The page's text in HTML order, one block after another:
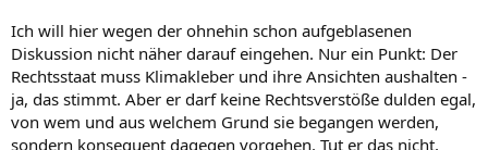
lieber.“
„Leider ist mir noch keiner vors Auto gelaufen.“
„Hauptsache das deutsche Klima ist gerettet?“
„Bist du sicher, dass du dich hier in einem Luftfahrtforum im, nach
deinen Ansichten, die ich dir durchaus zugestehe, richtigen Forum
befindest?“
„Ihr Linken seid so Ideologiegetrieben und habt von nichts eine
Ich will hier wegen der ohnehin schon aufgeblasenen
Diskussion nicht näher darauf eingehen. Nur ein Punkt: Der
Rechtsstaat muss Klimakleber und ihre Ansichten aushalten -
ja, das stimmt. Aber er darf keine Rechtsverstöße dulden egal,
von wem und aus welchem Grund sie begangen werden,
sondern konsequent dagegen vorgehen. Tut er das nicht,